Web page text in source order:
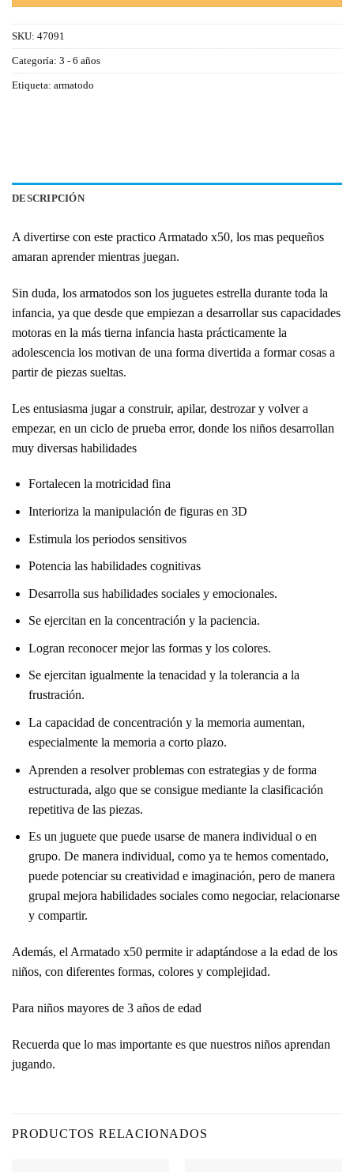
SKU: 47091
Categoría: 3 - 6 años
Etiqueta: armatodo
DESCRIPCIÓN
A divertirse con este practico Armatado x50, los mas pequeños
amaran aprender mientras juegan.
Sin duda, los armatodos son los juguetes estrella durante toda la
infancia, ya que desde que empiezan a desarrollar sus capacidades
motoras en la más tierna infancia hasta prácticamente la
adolescencia los motivan de una forma divertida a formar cosas a
partir de piezas sueltas.
Les entusiasma jugar a construir, apilar, destrozar y volver a
empezar, en un ciclo de prueba error, donde los niños desarrollan
muy diversas habilidades
Fortalecen la motricidad fina
Interioriza la manipulación de figuras en 3D
Estimula los periodos sensitivos
Potencia las habilidades cognitivas
Desarrolla sus habilidades sociales y emocionales.
Se ejercitan en la concentración y la paciencia.
Logran reconocer mejor las formas y los colores.
Se ejercitan igualmente la tenacidad y la tolerancia a la
frustración.
La capacidad de concentración y la memoria aumentan,
especialmente la memoria a corto plazo.
Aprenden a resolver problemas con estrategias y de forma
estructurada, algo que se consigue mediante la clasificación
repetitiva de las piezas.
Es un juguete que puede usarse de manera individual o en
grupo. De manera individual, como ya te hemos comentado,
puede potenciar su creatividad e imaginación, pero de manera
grupal mejora habilidades sociales como negociar, relacionarse
y compartir.
Además, el Armatado x50 permite ir adaptándose a la edad de los
niños, con diferentes formas, colores y complejidad.
Para niños mayores de 3 años de edad
Recuerda que lo mas importante es que nuestros niños aprendan
jugando.
PRODUCTOS RELACIONADOS